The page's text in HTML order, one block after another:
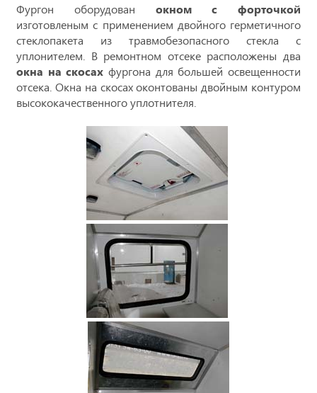
Фургон оборудован окном с форточкой
изготовленым с применением двойного герметичного
стеклопакета из травмобезопасного стекла с
уплонителем. В ремонтном отсеке расположены два
окна на скосах фургона для большей освещенности
отсека. Окна на скосах оконтованы двойным контуром
высококачественного уплотнителя.